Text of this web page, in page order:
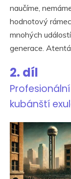
naučíme,
hodnotový
mnohých
generace.
2. díl
kubánští